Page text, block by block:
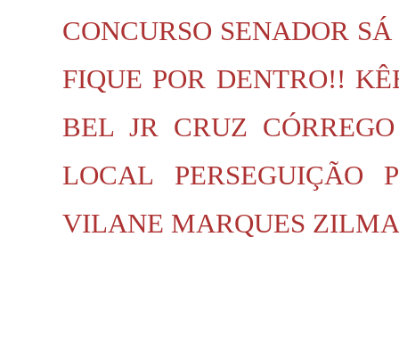
CONCURSO SENADOR SÁ
FIQUE POR DENTRO!!
BEL JR CRUZ CÓRREGO
LOCAL
PERSEGUIÇÃO
VILANE MARQUES